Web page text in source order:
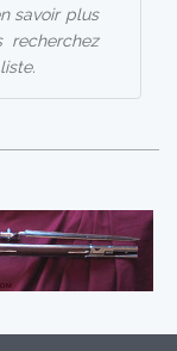
savoir plus
recherchez